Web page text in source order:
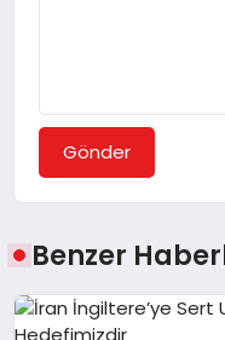
Gönder
Benzer